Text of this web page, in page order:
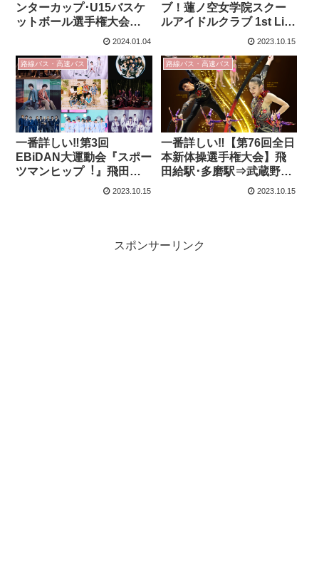
ンターカップ･U15バスケ
ットボール選手権大会】
飛田給駅･多磨駅⇒武蔵野
クセス案内‼バス乗り場･
時刻表も紹介!!
2024.01.04
ブ！蓮ノ空女学院スクー
ルアイドルクラブ 1st Live
Tour】飛田給駅･多磨駅⇒
ザのアクセス案内‼バス乗
り場･時刻表も紹介!!
2023.10.15
路線バス・高速バス
一番詳しい‼第3回
EBiDAN⼤運動会『スポー
ツマンヒップ︕』飛田給
駅･多磨駅⇒武蔵野の森ス
2023.10.15
路線バス・高速バス
一番詳しい‼【第76回全日
本新体操選手権大会】飛
田給駅･多磨駅⇒武蔵野の
森スポーツプラザのアク
2023.10.15
スポンサーリンク